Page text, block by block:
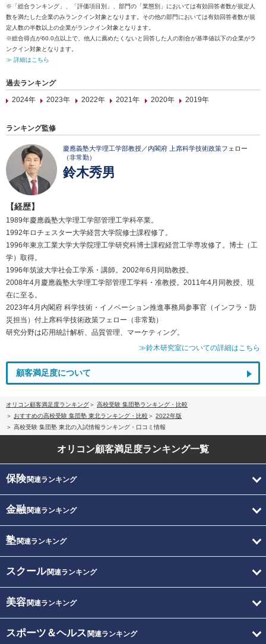
※「総合ランキング」、「評価項目別」、部門の「業態別」においては有効回答者数が規定人
数を満たした企業のみランクイン対象となります。その他の部門においては有効回答者数が規
定人数の半数以上の企業がランクイン対象となります。
※総合得点が60.0点以上で、他人に薦めたくないと回答した人の割合が基準値以下の企業がラ
ンクイン対象となります。
≫ 詳細はこちら
過去ランキング
2024年
2023年 2022年 2021年 2020年 2019年
ランキング監修
慶應義塾大学理工学部教授／内閣府 上席科学技術政策フェロー
（非常勤）
鈴木秀男
【経歴】
1989年慶應義塾大学理工学部管理工学科卒業。
1992年ロチェスター大学経営大学院修士課程修了。
1996年東京工業大学大学院理工学研究科博士課程経営工学専攻修了。博士（工
学）取得。
1996年筑波大学社会工学系・講師。2002年6月同助教授。
2008年4月慶應義塾大学理工学部管理工学科・准教授。2011年4月同教授、現
在に至る。
2023年4月内閣府 科学技術・イノベーション推進事務局参事官（インフラ・防
災担当）付上席科学技術政策フェロー（非常勤）
研究分野は応用統計解析、品質管理、マーケティング。
≫鈴木研究室についての詳細はこちら
顧客満足度について
オリコン顧客満足度ランキング
高校受験 集団塾ランキング・比較
おすすめの高校受験 集団塾 東北ランキング・比較
2022年版
高校受験 集団塾 東北の入試情報ランキング・口コミ情報
オリコン顧客満足度ランキング一覧
保険関連ランキング
金融関連ランキング
塾関連ランキング
スクール関連ランキング
美容関連ランキング
スポーツ＆ヘルス 関連ランキング